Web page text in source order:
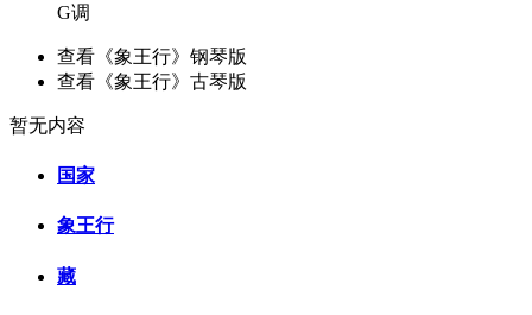
G调
查看《象王行》钢琴版
查看《象王行》古琴版
暂无内容
国家
象王行
藏